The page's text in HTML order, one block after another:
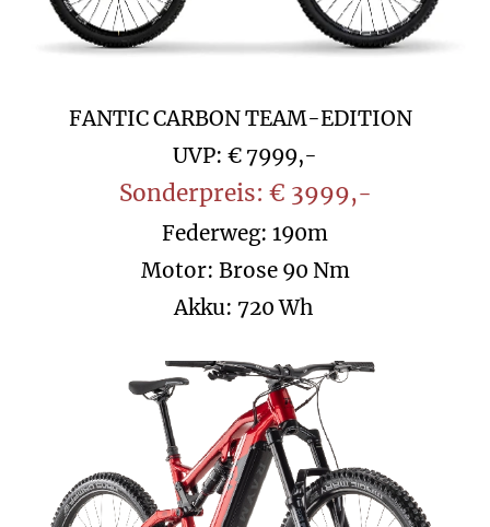
FANTIC CARBON TEAM-EDITION
UVP: € 7999,-
Sonderpreis: € 3999,-
Federweg: 190m
Motor: Brose 90 Nm
Akku: 720 Wh